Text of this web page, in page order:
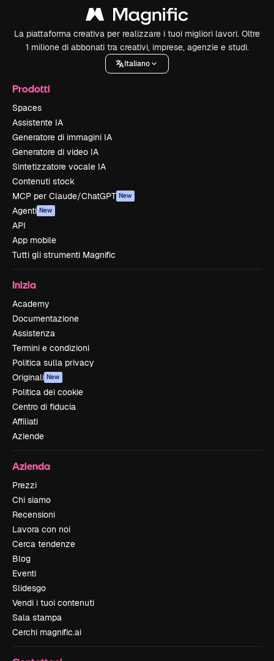
La piattaforma creativa per realizzare i tuoi migliori lavori. Oltre
1 milione di abbonati tra creativi, imprese, agenzie e studi.
Italiano
Prodotti
Spaces
Assistente IA
Generatore di immagini IA
Generatore di video IA
Sintetizzatore vocale IA
Contenuti stock
MCP per Claude/ChatGPT New
Agenti New
API
App mobile
Tutti gli strumenti Magnific
Inizia
Academy
Documentazione
Assistenza
Termini e condizioni
Politica sulla privacy
Originali New
Politica dei cookie
Centro di fiducia
Affiliati
Aziende
Azienda
Prezzi
Chi siamo
Recensioni
Lavora con noi
Cerca tendenze
Blog
Eventi
Slidesgo
Vendi i tuoi contenuti
Sala stampa
Cerchi magnific.ai